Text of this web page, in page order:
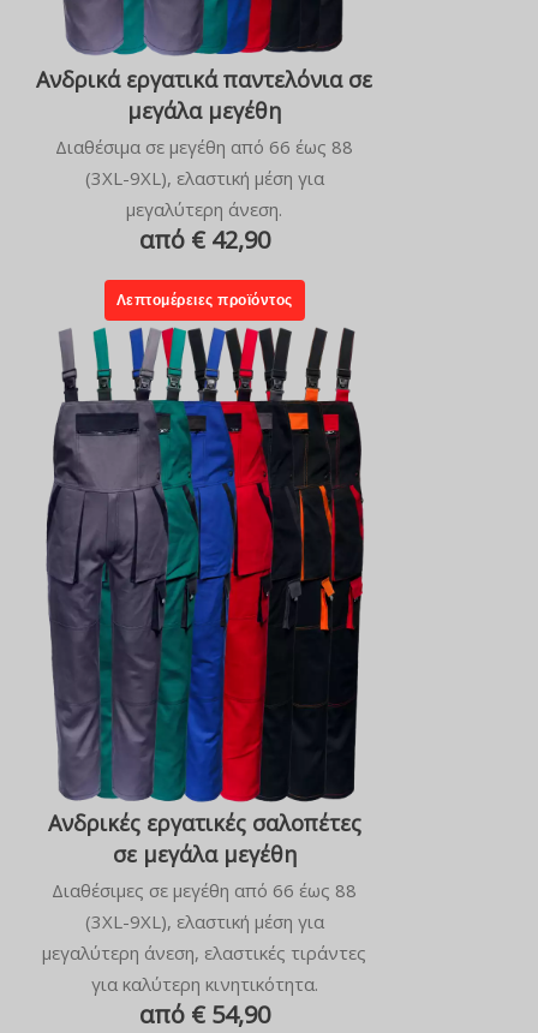
Ανδρικά εργατικά παντελόνια σε
μεγάλα μεγέθη
Διαθέσιμα σε μεγέθη από 66 έως 88
(3XL-9XL), ελαστική μέση για
μεγαλύτερη άνεση.
από € 42,90
Λεπτομέρειες προϊόντος
Ανδρικές εργατικές σαλοπέτες
σε μεγάλα μεγέθη
Διαθέσιμες σε μεγέθη από 66 έως 88
(3XL-9XL), ελαστική μέση για
μεγαλύτερη άνεση, ελαστικές τιράντες
για καλύτερη κινητικότητα.
από € 54,90